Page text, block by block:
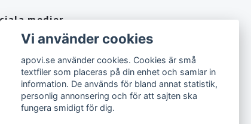
medier
Vi använder cookies
apovi.se använder cookies. Cookies är små
textfiler som placeras på din enhet och samlar in
information. De används för bland annat statistik,
personlig annonsering och för att sajten ska
fungera smidigt för dig.